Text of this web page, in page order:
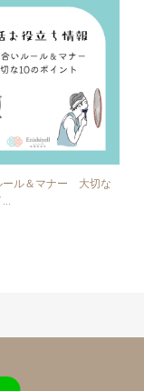
ール＆マナー 大切な